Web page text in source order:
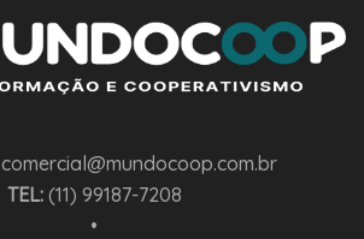
comercial@mundocoop.com.br
TEL:(11) 99187-7208
•